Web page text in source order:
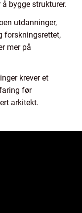
bygge strukturer.
utdanninger,
forskningsrettet,
mer på
krever et
før
arkitekt.